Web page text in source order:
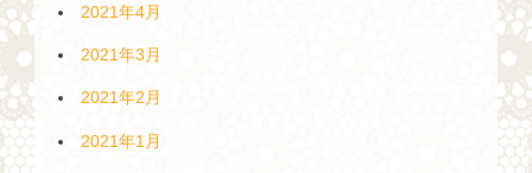
2021年4月
2021年3月
2021年2月
2021年1月